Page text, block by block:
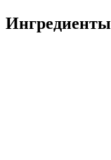
Ингредиенты